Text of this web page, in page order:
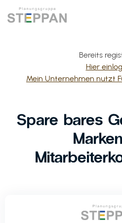
Bereits
Hier
Mein Unternehmen nutzt
Spare bares